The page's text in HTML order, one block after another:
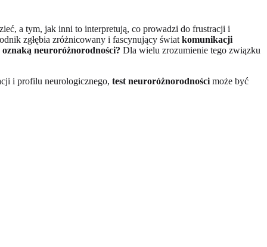
a tym, jak inni to interpretują, co prowadzi do frustracji i
zgłębia zróżnicowany i fascynujący świat komunikacji
neuroróżnorodności? Dla wielu zrozumienie tego związku
i profilu neurologicznego, test neuroróżnorodności może być